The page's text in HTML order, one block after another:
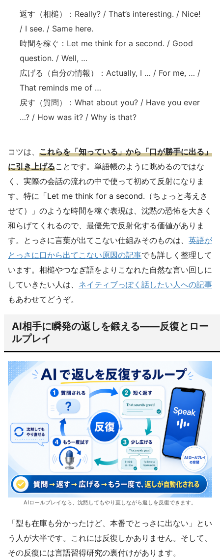
返す（相槌）：Really? / That’s interesting. / Nice!
/ I see. / Same here.
時間を稼ぐ：Let me think for a second. / Good
question. / Well, …
広げる（自分の情報）：Actually, I … / For me, … /
That reminds me of …
戻す（質問）：What about you? / Have you ever
…? / How was it? / Why is that?
コツは、 これらを「知っている」から「口が勝手に出る」
に引き上げることです。単語帳のように眺めるのではな
く、実際の会話の流れの中で使って初めて反射になりま
す。特に「Let me think for a second.（ちょっと考えさ
せて）」のような時間を稼ぐ表現は、沈黙の恐怖を大きく
和らげてくれるので、最優先で反射化する価値がありま
す。とっさに言葉が出てこない仕組みそのものは、 英語が
とっさに口から出てこない原因の記事でも詳しく整理して
います。相槌やつなぎ語をよりこなれた自然な言い回しに
していきたい人は、 ネイティブっぽく話したい人への記事
もあわせてどうぞ。
AI相手に瞬発の返しを鍛える——反復とロー
ルプレイ
AIロールプレイなら、沈黙してもやり直しながら返しを反復できます。
「型も在庫も分かったけど、本番でとっさに出ない」とい
う人が大半です。これには反復しかありません。そして、
その反復には言語習得研究の裏付けがあります。